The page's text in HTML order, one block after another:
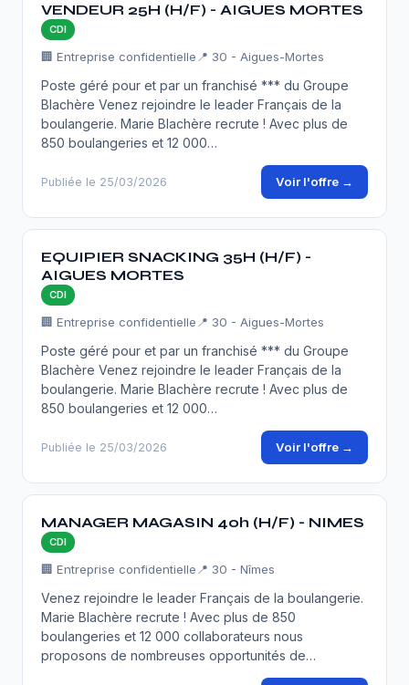
VENDEUR 25H (H/F) - AIGUES MORTES
CDI
🏢 Entreprise confidentielle 📍 30 - Aigues-Mortes
Poste géré pour et par un franchisé *** du Groupe
Blachère Venez rejoindre le leader Français de la
boulangerie. Marie Blachère recrute ! Avec plus de
850 boulangeries et 12 000…
Publiée le 25/03/2026 Voir l'offre →
EQUIPIER SNACKING 35H (H/F) -
AIGUES MORTES
CDI
🏢 Entreprise confidentielle 📍 30 - Aigues-Mortes
Poste géré pour et par un franchisé *** du Groupe
Blachère Venez rejoindre le leader Français de la
boulangerie. Marie Blachère recrute ! Avec plus de
850 boulangeries et 12 000…
Publiée le 25/03/2026 Voir l'offre →
MANAGER MAGASIN 40h (H/F) - NIMES
CDI
🏢 Entreprise confidentielle 📍 30 - Nîmes
Venez rejoindre le leader Français de la boulangerie.
Marie Blachère recrute ! Avec plus de 850
boulangeries et 12 000 collaborateurs nous
proposons de nombreuses opportunités de…